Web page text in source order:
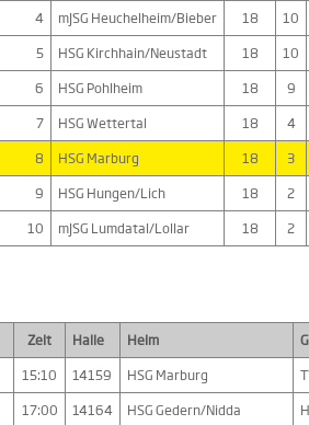
4
mJSG Heuchelheim/Bieber 18 10
5
HSG Kirchhain/Neustadt 18 10
6
HSG Pohlheim 18 9
7
HSG Wettertal 18 4
8
HSG Marburg 18 3
9
HSG Hungen/Lich 18 2
10
mJSG Lumdatal/Lollar 18 2
Zeit Halle Heim
15:10 14159 HSG Marburg
17:00 14164 HSG Gedern/Nidda